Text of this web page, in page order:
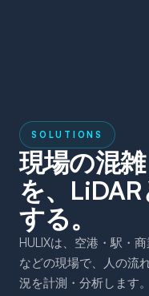
SOLUTIONS
現場の混
を、
する。
HULIXは、空港・駅・
などの現場で、人の流
況を計測・分析します。